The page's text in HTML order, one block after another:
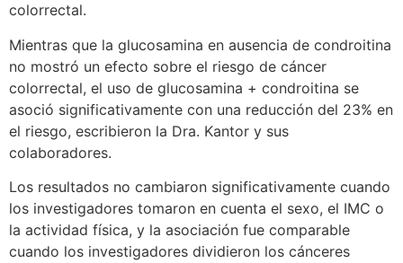
colorrectal.
Mientras que la glucosamina en ausencia de condroitina
no mostró un efecto sobre el riesgo de cáncer
colorrectal, el uso de glucosamina + condroitina se
asoció significativamente con una reducción del 23% en
el riesgo, escribieron la Dra. Kantor y sus
colaboradores.
Los resultados no cambiaron significativamente cuando
los investigadores tomaron en cuenta el sexo, el IMC o
la actividad física, y la asociación fue comparable
cuando los investigadores dividieron los cánceres